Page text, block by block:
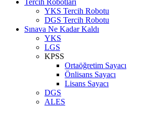
Tercih Robotları
YKS Tercih Robotu
DGS Tercih Robotu
Sınava Ne Kadar Kaldı
YKS
LGS
KPSS
Ortaöğretim Sayacı
Önlisans Sayacı
Lisans Sayacı
DGS
ALES